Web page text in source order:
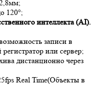
120°;
интеллекта (AI).
записи в
или сервер;
дистанционно через
Real Time(Объекты в